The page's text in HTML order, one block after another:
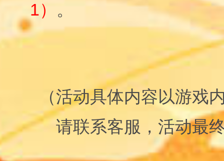
1） 。
（活动具体内容以游戏
请联系客服，活动最